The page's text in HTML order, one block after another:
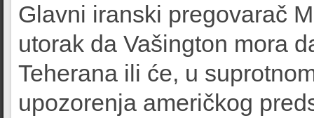
Glavni iranski pregovarač
utorak da Vašington mora
Teherana ili će, u
upozorenja američkog